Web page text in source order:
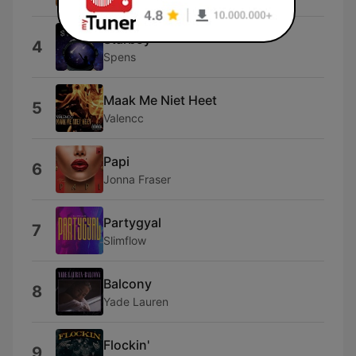
4 Starboy
Spens
5 Maak Me Niet Heet
Valencc
6 Papi
Jonna Fraser
7 Partygyal
Slimflow
8 Balcony
Yade Lauren
Flockin'